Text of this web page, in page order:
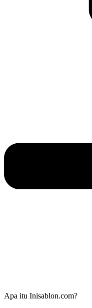
Apa itu Inisablon.com?